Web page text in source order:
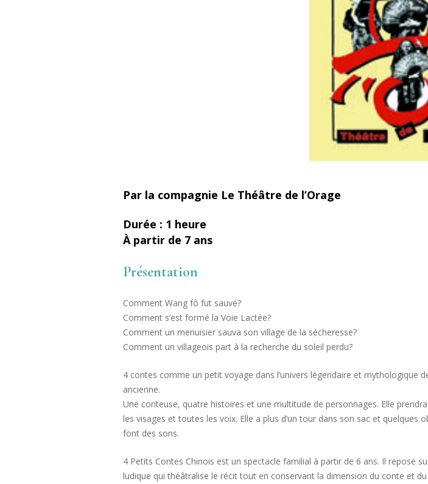
Par la compagnie Le Théâtre de l’Orage
Durée : 1 heure
À partir de 7 ans
Présentation
Comment Wang fô fut sauvé?
Comment s’est formé la Voie Lactée?
Comment un menuisier sauva son village de la sécheresse?
Comment un villageois part à la recherche du soleil perdu?
4 contes comme un petit voyage dans l’univers légendaire et mythologique
ancienne.
Une conteuse, quatre histoires et une multitude de personnages. Elle
les visages et toutes les voix. Elle a plus d’un tour dans son sac et quelques
font des sons.
4 Petits Contes Chinois est un spectacle familial à partir de 6 ans. Il repose
ludique qui théâtralise le récit tout en conservant la dimension du conte et